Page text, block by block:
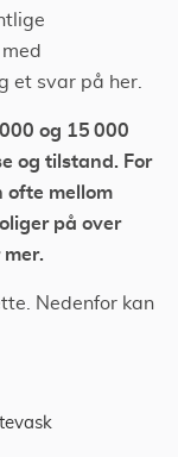
et svar på her.
og 15 000
og tilstand. For
ofte mellom
på over
Nedenfor kan